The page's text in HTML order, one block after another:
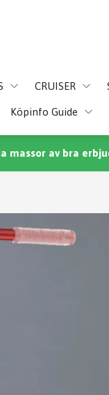
CRUISER
Köpinfo Guide
massor av bra